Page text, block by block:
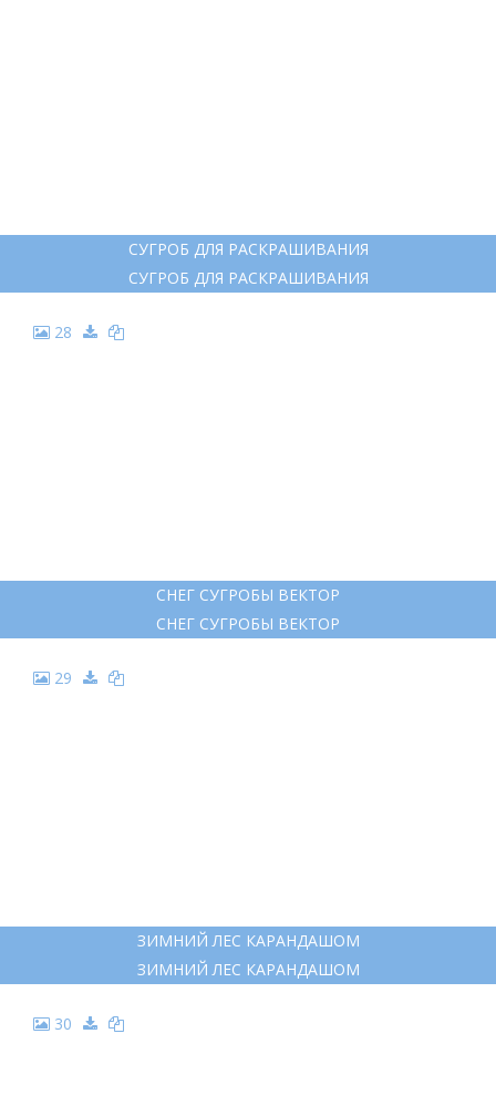
СУГРОБ ДЛЯ РАСКРАШИВАНИЯ
СУГРОБ ДЛЯ РАСКРАШИВАНИЯ
28
СНЕГ СУГРОБЫ ВЕКТОР
СНЕГ СУГРОБЫ ВЕКТОР
29
ЗИМНИЙ ЛЕС КАРАНДАШОМ
ЗИМНИЙ ЛЕС КАРАНДАШОМ
30